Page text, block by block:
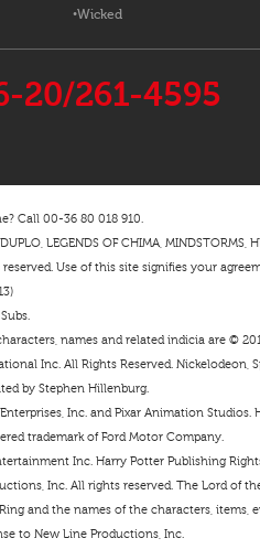
Wicked
20/261-4595
Call 00-36 80 018 910.
LEGENDS OF CHIMA,
reserved. Use of this site signifies your
names and related indicia are ©
Inc. All Rights Reserved. Nickelodeon,
by Stephen Hillenburg.
Inc. and Pixar Animation Studios.
trademark of Ford Motor Company.
Inc. Harry Potter Publishing
Inc. All rights reserved. The Lord of
and the names of the characters, items,
to New Line Productions, Inc.